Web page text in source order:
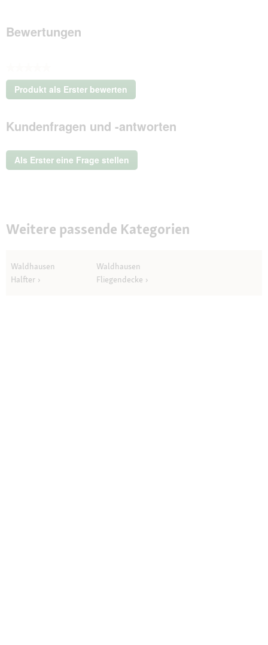
Bewertungen
Kein
Beurteilungswert
Produkt als Erster bewerten
.
dieser
Aktion
ein
modales
Kundenfragen und -antworten
Als Erster eine Frage stellen
Weitere passende Kategorien
Waldhausen
Halfter
Waldhausen
Fliegendecke